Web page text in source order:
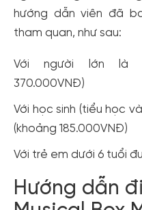
hướng dẫn viên đã
tham quan, như sau:
Với người lớn là
370.000VNĐ)
Với học sinh (tiểu học
(khoảng 185.000VNĐ)
Với trẻ em dưới 6 tuổi
Hướng dẫn